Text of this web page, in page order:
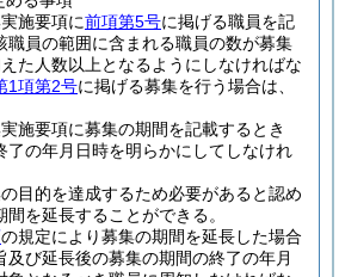
施要項に前項第5号に掲げる職員を記
職員の範囲に含まれる職員の数が募集
た人数以上となるようにしなければな
1項第2号に掲げる募集を行う場合は、
施要項に募集の期間を記載するとき
了の年月日時を明らかにしてしなけれ
目的を達成するため必要があると認め
を延長することができる。
の規定により募集の期間を延長した場合
及び延長後の募集の期間の終了の年月